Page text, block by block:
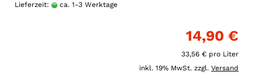
Lieferzeit:
ca. 1-3 Werktage
14,90 €
33,56 € pro Liter
inkl. 19% MwSt. zzgl. Versand